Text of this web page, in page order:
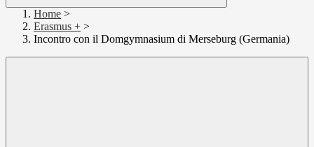
Home >
Erasmus + >
Incontro con il Domgymnasium di Merseburg (Germania)